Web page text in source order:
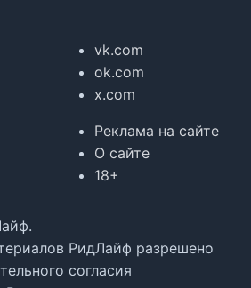
vk.com
ok.com
x.com
Реклама на сайте
О сайте
18+
РидЛайф разрешено
согласия